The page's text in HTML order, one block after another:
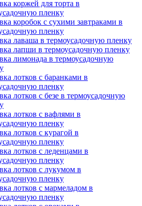
коржей для торта в
пленку
коробок с сухими завтраками в
пленку
лаваша в термоусадочную пленку
лапши в термоусадочную пленку
лимонада в термоусадочную
лотков с баранками в
пленку
лотков с безе в термоусадочную
лотков с вафлями в
пленку
лотков с курагой в
пленку
лотков с леденцами в
пленку
лотков с лукумом в
пленку
лотков с мармеладом в
пленку